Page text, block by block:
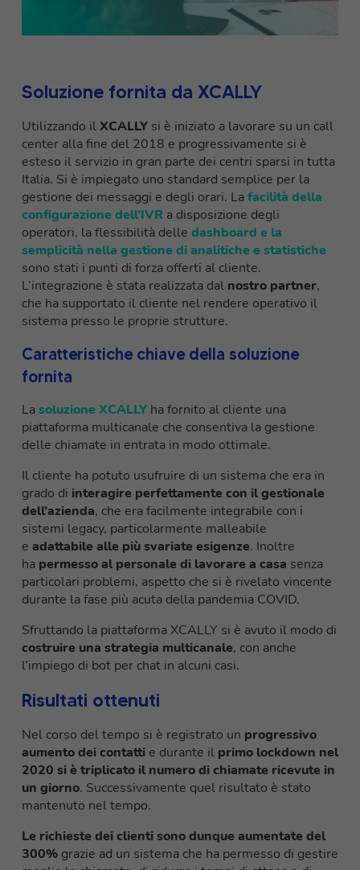
Soluzione fornita da XCALLY
Utilizzando il XCALLY si è iniziato a lavorare su un call
center alla fine del 2018 e progressivamente si è
esteso il servizio in gran parte dei centri sparsi in tutta
Italia. Si è impiegato uno standard semplice per la
gestione dei messaggi e degli orari. Lafacilità della
configurazione dell’IVR a disposizione degli
operatori, la flessibilità delle dashboard e la
semplicità nella gestione di analitiche e statistiche
sono stati i punti di forza offerti al cliente.
L’integrazione è stata realizzata dal nostro partner,
che ha supportato il cliente nel rendere operativo il
sistema presso le proprie strutture.
Caratteristiche chiave della soluzione
fornita
Lasoluzione XCALLY ha fornito al cliente una
piattaforma multicanale che consentiva la gestione
delle chiamate in entrata in modo ottimale.
Il cliente ha potuto usufruire di un sistema che era in
grado di interagire perfettamente con il gestionale
dell’azienda, che era facilmente integrabile con i
sistemi legacy, particolarmente malleabile
e adattabile alle più svariate esigenze. Inoltre
ha permesso al personale di lavorare a casa senza
particolari problemi, aspetto che si è rivelato vincente
durante la fase più acuta della pandemia COVID.
Sfruttando la piattaforma XCALLY si è avuto il modo di
costruire una strategia multicanale, con anche
l’impiego di bot per chat in alcuni casi.
Risultati ottenuti
Nel corso del tempo si è registrato un progressivo
aumento dei contatti e durante il primo lockdown nel
2020 si è triplicato il numero di chiamate ricevute in
un giorno. Successivamente quel risultato è stato
mantenuto nel tempo.
Le richieste dei clienti sono dunque aumentate del
300% grazie ad un sistema che ha permesso di gestire